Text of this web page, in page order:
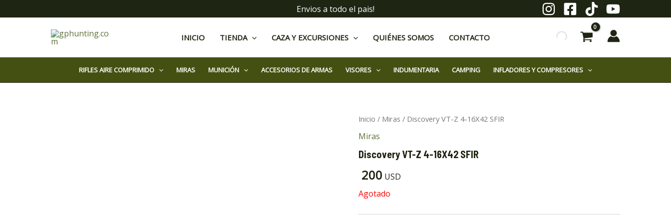
al
Envios a todo el pais!
INICIO TIENDA CAZA Y EXCURSIONES QUIÉNES SOMOS CONTACTO
RIFLES AIRE COMPRIMIDO MIRAS MUNICIÓN ACCESORIOS DE ARMAS VISORES INDUMENTARIA CAMPING INFLADORES Y COMPRESORES
Inicio / Miras / Discovery VT-Z 4-16X42 SFIR
Miras
Discovery VT-Z 4-16X42 SFIR
200 USD
Agotado